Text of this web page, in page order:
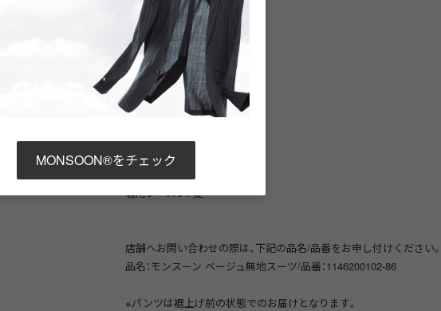
ジャケット
衿型（ラペル）: ノッチドラペル
フロント釦:2つ
袖釦: 4つ
裏地仕様:背抜き
ベント:サイドベンツ
トラウザーズ
タック:ワンタック
着用シーズン: 夏
店舗へお問い合わせの際は、下記の品名/品番をお申し付けください。
品名：モンスーン ベージュ無地スーツ/品番：1146200102-86
※パンツは裾上げ前の状態でのお届けとなります。
MONSOON®をチェック